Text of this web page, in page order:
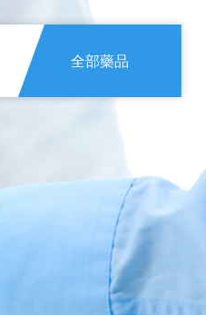
全部藥品